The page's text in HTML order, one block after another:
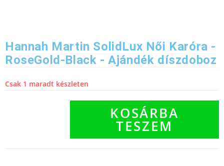
Hannah Martin SolidLux Női Karóra -
RoseGold-Black - Ajándék díszdoboz
Csak 1 maradt készleten
KOSÁRBA
TESZEM